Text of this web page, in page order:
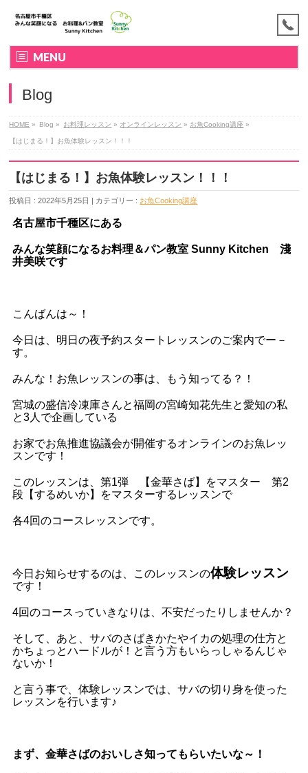
MENU
Blog
HOME » Blog » お料理レッスン » オンラインレッスン » お魚Cooking講座 »
【はじまる！】お魚体験レッスン！！！
【はじまる！】お魚体験レッスン！！！
投稿日 : 2022年5月25日 | カテゴリー : お魚Cooking講座
名古屋市千種区にある
みんな笑顔になるお料理＆パン教室 Sunny Kitchen 淺
井美咲です
こんばんは～！
今日は、明日の夜予約スタートレッスンのご案内でー－
す。
みんな！お魚レッスンの事は、もう知ってる？！
宮城の盛信冷凍庫さんと福岡の宮崎知花先生と愛知の私
と3人で企画している
お家でお魚推進協議会が開催するオンラインのお魚レッ
スンです！
このレッスンは、第1弾 【金華さば】をマスター 第2
段【するめいか】をマスターするレッスンで
各4回のコースレッスンです。
今日お知らせするのは、このレッスンの体験レッスン
です！
4回のコースっていきなりは、不安だったりしませんか？
そして、あと、サバのさばきかたやイカの処理の仕方と
かちょっとハードルが！と言う方もいらっしゃるんじゃ
ないか！
と言う事で、体験レッスンでは、サバの切り身を使った
レッスンを行います♪
まず、金華さばのおいしさ知ってもらいたいな～！